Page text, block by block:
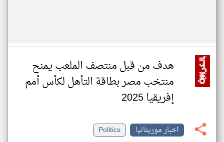
هدف من قبل منتصف الملعب يمنح
منتخب مصر بطاقة التأهل لكأس أمم
إفريقيا 2025
اخبار موريتانيا
Politics